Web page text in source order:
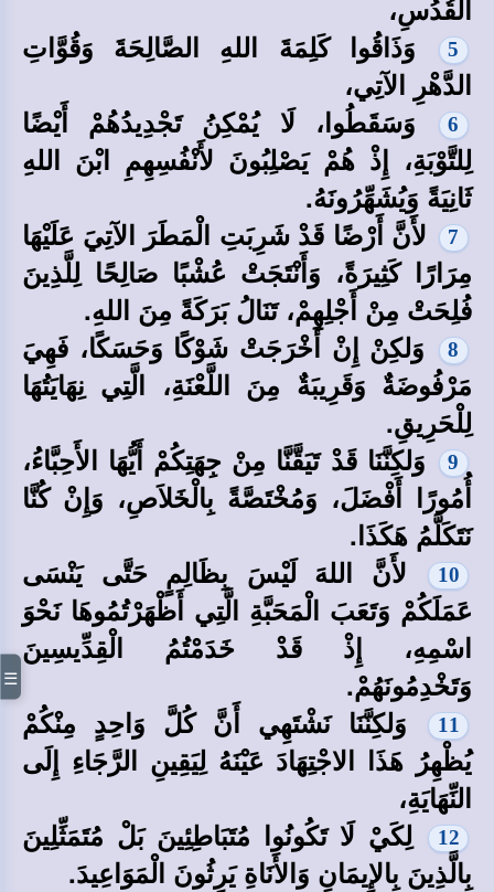
الْقُدُسِ،
5
وَذَاقُوا كَلِمَةَ اللهِ الصَّالِحَةَ وَقُوَّاتِ
الدَّهْرِ الآتِي،
6
وَسَقَطُوا، لَا يُمْكِنُ تَجْدِيدُهُمْ أَيْضًا
لِلتَّوْبَةِ، إِذْ هُمْ يَصْلِبُونَ لأَنْفُسِهِمِ ابْنَ اللهِ
ثَانِيَةً وَيُشَهِّرُونَهُ.
7
لأَنَّ أَرْضًا قَدْ شَرِبَتِ الْمَطَرَ الآتِيَ عَلَيْهَا
مِرَارًا كَثِيرَةً، وَأَنْتَجَتْ عُشْبًا صَالِحًا لِلَّذِينَ
فُلِحَتْ مِنْ أَجْلِهِمْ، تَنَالُ بَرَكَةً مِنَ اللهِ.
8
وَلكِنْ إِنْ أَخْرَجَتْ شَوْكًا وَحَسَكًا، فَهِيَ
مَرْفُوضَةٌ وَقَرِيبَةٌ مِنَ اللَّعْنَةِ، الَّتِي نِهَايَتُهَا
لِلْحَرِيقِ.
9
وَلكِنَّنَا قَدْ تَيَقَّنَّا مِنْ جِهَتِكُمْ أَيُّهَا الأَحِبَّاءُ،
أُمُورًا أَفْضَلَ، وَمُخْتَصَّةً بِالْخَلاَصِ، وَإِنْ كُنَّا
نَتَكَلَّمُ هَكَذَا.
10
لأَنَّ اللهَ لَيْسَ بِظَالِمٍ حَتَّى يَنْسَى
عَمَلَكُمْ وَتَعَبَ الْمَحَبَّةِ الَّتِي أَظْهَرْتُمُوهَا نَحْوَ
اسْمِهِ، إِذْ قَدْ خَدَمْتُمُ الْقِدِّيسِينَ
وَتَخْدِمُونَهُمْ.
11
وَلكِنَّنَا نَشْتَهِي أَنَّ كُلَّ وَاحِدٍ مِنْكُمْ
يُظْهِرُ هَذَا الاجْتِهَادَ عَيْنَهُ لِيَقِينِ الرَّجَاءِ إِلَى
النِّهَايَةِ،
12
لِكَيْ لَا تَكُونُوا مُتَبَاطِئِينَ بَلْ مُتَمَثِّلِينَ
بِالَّذِينَ بِالإِيمَانِ وَالأَنَاةِ يَرِثُونَ الْمَوَاعِيدَ.
☰